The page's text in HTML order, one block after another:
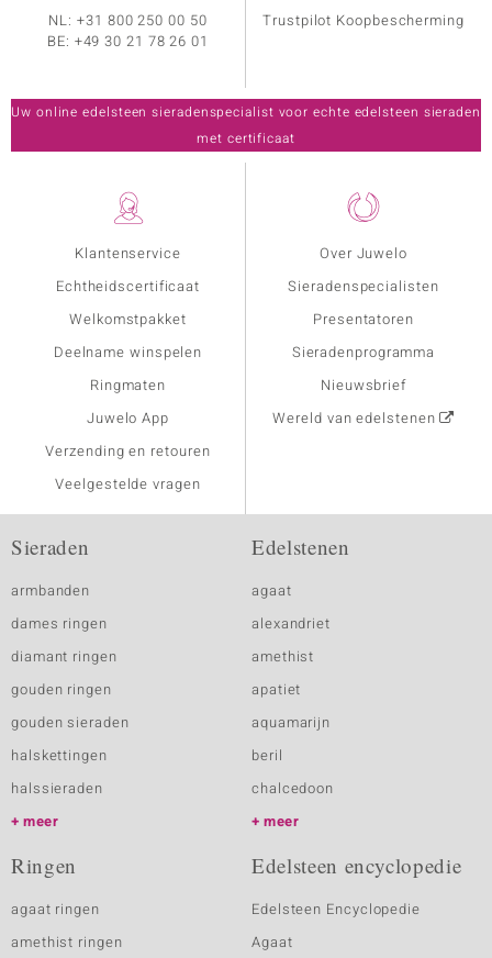
Klantenservice
Echtheidscertificaat
Welkomstpakket
Deelname winspelen
Ringmaten
Juwelo App
Verzending en retouren
Veelgestelde vragen
Over Juwelo
Sieradenspecialisten
Presentatoren
Sieradenprogramma
Nieuwsbrief
Wereld van edelstenen
NL:+31 800 250 00 50
BE: +49 30 21 78 26 01
Trustpilot Koopbescherming
Uw online edelsteen sieradenspecialist voor echte edelsteen sieraden
met certificaat
Sieraden
armbanden
dames ringen
diamant ringen
gouden ringen
gouden sieraden
halskettingen
halssieraden
meer
Edelstenen
agaat
alexandriet
amethist
apatiet
aquamarijn
beril
chalcedoon
meer
Ringen
agaat ringen
amethist ringen
Edelsteen encyclopedie
Edelsteen Encyclopedie
Agaat